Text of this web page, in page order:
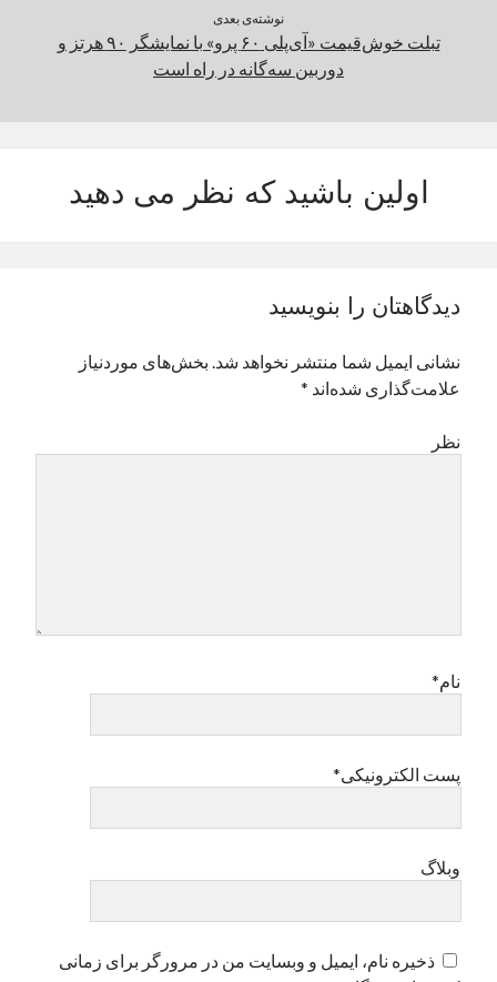
نوشته‌ی بعدی
تبلت خوش‌قیمت «آی‌پلی ۶۰ پرو» با نمایشگر ۹۰ هرتز و
دوربین سه‌گانه در راه است
اولین باشید که نظر می دهید
دیدگاهتان را بنویسید
نشانی ایمیل شما منتشر نخواهد شد. بخش‌های موردنیاز
علامت‌گذاری شده‌اند *
نظر
نام*
پست الکترونیکی*
وبلاگ
ذخیره نام، ایمیل و وبسایت من در مرورگر برای زمانی